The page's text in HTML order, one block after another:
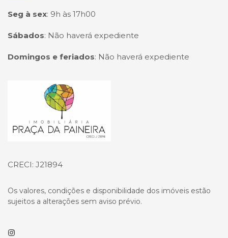
Seg à sex: 9h às 17h00
Sábados: Não haverá expediente
Domingos e feriados: Não haverá expediente
Página inicial
CRECI: J21894
Os valores, condições e disponibilidade dos imóveis estão
sujeitos a alterações sem aviso prévio.
Instagram